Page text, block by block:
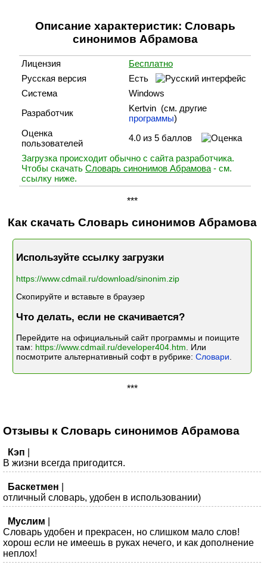
Описание характеристик: Словарь
синонимов Абрамова
Лицензия
Бесплатно
Русская версия
Есть
Система
Windows
Разработчик
Kertvin (cм. другие
программы)
Оценка
пользователей
4.0 из 5 баллов
Загрузка происходит обычно с сайта разработчика.
Чтобы скачать Словарь синонимов Абрамова - см.
ссылку ниже.
***
Как скачать Словарь синонимов Абрамова
Используйте ссылку загрузки
https://www.cdmail.ru/download/sinonim.zip
Скопируйте и вставьте в браузер
Что делать, если не скачивается?
Перейдите на официальный сайт программы и поищите
там: https://www.cdmail.ru/developer404.htm . Или
посмотрите альтернативный софт в рубрике: Словари
***
Отзывы к Словарь синонимов Абрамова
Кэп
В жизни всегда пригодится.
Баскетмен
отличный словарь, удобен в использовании)
Муслим
Словарь удобен и прекрасен, но слишком мало слов!
хорош если не имеешь в руках нечего, и как дополнение
неплох!